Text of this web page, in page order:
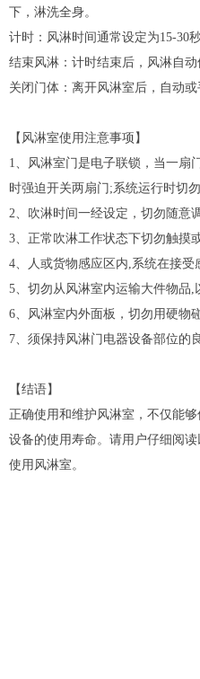
下，淋洗全身。
计时：风淋时间通常设定为15-30
结束风淋：计时结束后，风淋自动
关闭门体：离开风淋室后，自动或
【风淋室使用注意事项】
1、风淋室门是电子联锁，当一扇
时强迫开关两扇门;系统运行时切
2、吹淋时间一经设定，切勿随意
3、正常吹淋工作状态下切勿触摸
4、人或货物感应区内,系统在接受
5、切勿从风淋室内运输大件物品
6、风淋室内外面板，切勿用硬物
7、须保持风淋门电器设备部位的
【结语】
正确使用和维护风淋室，不仅能
设备的使用寿命。请用户仔细阅
使用风淋室。